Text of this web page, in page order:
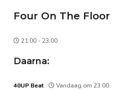
Four On The Floor
21:00 - 23:00
Daarna:
40UP Beat Vandaag om 23:00.